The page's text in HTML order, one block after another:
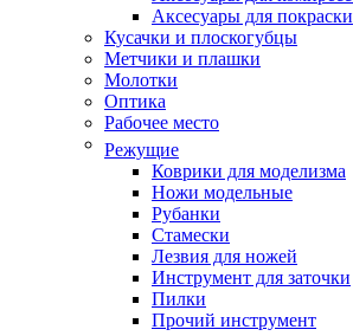
Аксесуары для покраски
Кусачки и плоскогубцы
Метчики и плашки
Молотки
Оптика
Рабочее место
Режущие
Коврики для моделизма
Ножи модельные
Рубанки
Стамески
Лезвия для ножей
Инструмент для заточки
Пилки
Прочий инструмент